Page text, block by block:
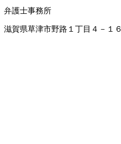
弁護士事務所
滋賀県草津市野路１丁目４－１６